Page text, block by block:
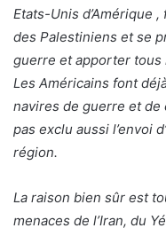
Etats-Unis d’Amérique
des Palestiniens et se
guerre et apporter tous
Les Américains font
navires de guerre et de
pas exclu aussi l’envoi
région.
La raison bien sûr est
menaces de l’Iran, du